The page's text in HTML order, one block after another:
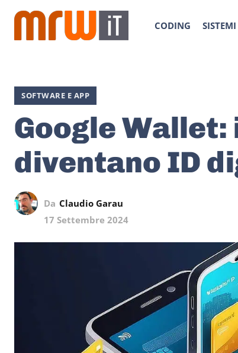
CODING SISTEMI
SOFTWARE E APP
Google
diventano ID
Da Claudio Garau
17 Settembre 2024